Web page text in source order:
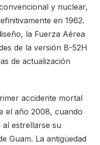
y nuclear,
en 1962.
la Fuerza Aérea
de la versión B-52H
de actualización
accidente mortal
el año 2008, cuando
al estrellarse su
Guam. La antigüedad